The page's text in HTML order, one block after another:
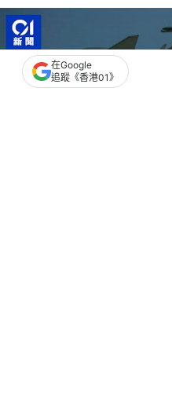
在Google
追蹤《香港01》